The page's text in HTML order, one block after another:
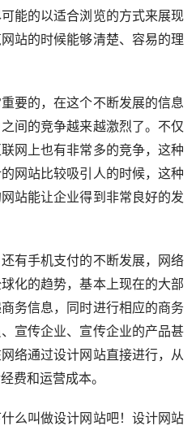
能的以适合浏览的方式来展现
站的时候能够清楚、容易的理
的，在这个不断发展的信息
间的竞争越来越激烈了。不仅
网上也有非常多的竞争，这种
网站比较吸引人的时候，这种
站能让企业得到非常良好的发
手机支付的不断发展，网络
化的趋势，基本上现在的大部
务信息，同时进行相应的商务
宣传企业、宣传企业的产品甚
络通过设计网站直接进行，从
费和运营成本。
叫做设计网站吧！设计网站